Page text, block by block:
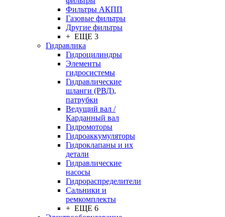
Фильтры АКПП
Газовые фильтры
Другие фильтры
+ ЕЩЕ 3
Гидравлика
Гидроцилиндры
Элементы
гидросистемы
Гидравлические
шланги (РВД),
патрубки
Ведущий вал /
Карданный вал
Гидромоторы
Гидроаккумуляторы
Гидроклапаны и их
детали
Гидравлические
насосы
Гидрораспределители
Сальники и
ремкомплекты
+ ЕЩЕ 6